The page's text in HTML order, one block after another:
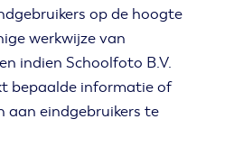
op de hoogte
werkwijze van
indien Schoolfoto B.V.
bepaalde informatie of
aan eindgebruikers te